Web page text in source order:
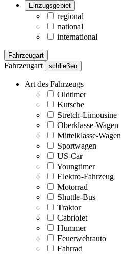
Einzugsgebiet
regional
national
international
Fahrzeugart
Fahrzeugart schließen
Art des Fahrzeugs
Oldtimer
Kutsche
Stretch-Limousine
Oberklasse-Wagen
Mittelklasse-Wagen
Sportwagen
US-Car
Youngtimer
Elektro-Fahrzeug
Motorrad
Shuttle-Bus
Traktor
Cabriolet
Hummer
Feuerwehrauto
Fahrrad